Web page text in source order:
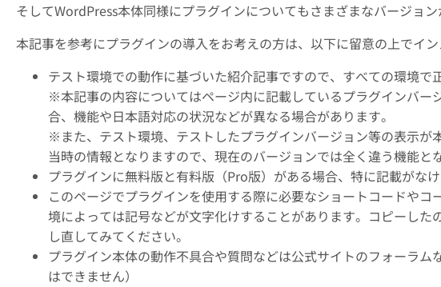
そしてWordPress本体同様にプラグインについてもさまざまなバージョン
本記事を参考にプラグインの導入をお考えの方は、以下に留意の上でイ
テスト環境での動作に基づいた紹介記事ですので、すべての環境で
※本記事の内容についてはページ内に記載しているプラグインバ
合、機能や日本語対応の状況などが異なる場合があります。
※また、テスト環境、テストしたプラグインバージョン等の表示が
当時の情報となりますので、現在のバージョンでは全く違う機能と
プラグインに無料版と有料版（Pro版）がある場合、特に記載がな
このページでプラグインを使用する際に必要なショートコードや
境によっては記号などが文字化けすることがあります。コピーした
し直してみてください。
プラグイン本体の動作不具合や質問などは公式サイトのフォーラ
はできません）